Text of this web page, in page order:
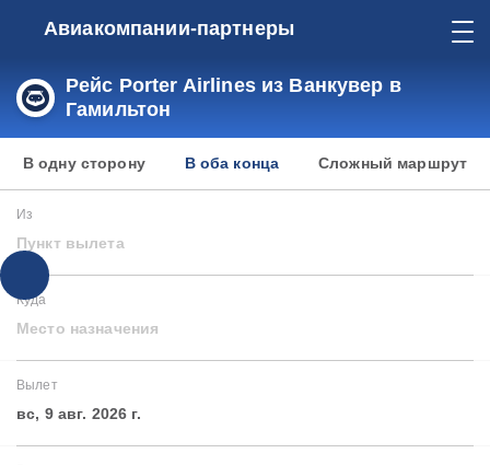
Авиакомпании-партнеры
Рейс Porter Airlines из Ванкувер в
Гамильтон
В одну сторону В оба конца Сложный маршрут
Из
Пункт вылета
Куда
Место назначения
Вылет
вс, 9 авг. 2026 г.